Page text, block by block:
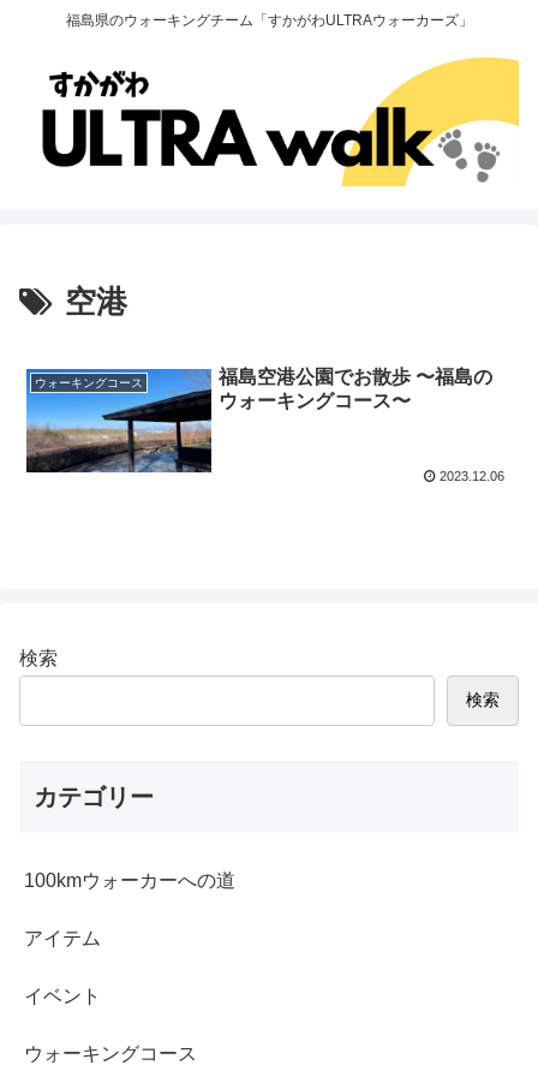
福島県のウォーキングチーム「すかがわULTRAウォーカーズ」
空港
ウォーキングコース
福島空港公園でお散歩 〜福島の
ウォーキングコース〜
2023.12.06
検索
検索
カテゴリー
100kmウォーカーへの道
アイテム
イベント
ウォーキングコース